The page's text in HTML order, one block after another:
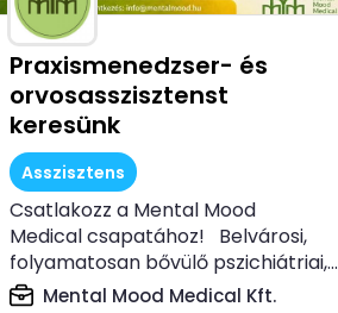
Praxismenedzser- és
orvosasszisztenst
keresünk
Asszisztens
Csatlakozz a Mental Mood
Medical csapatához! Belvárosi,
folyamatosan bővülő pszichiátriai,...
Mental Mood Medical Kft.